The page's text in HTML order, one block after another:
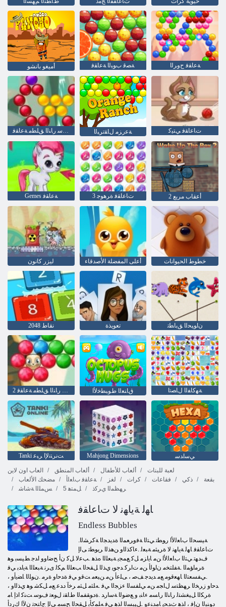
أميغو بانشو ﺔﺼﻗ​​ ﺏﻮﺒﻟﺍ ﺔﻋﺎﻘﻓ ﺔﻋﺎﻘﻓ ﺡﻭﺮﻟﺍ
ﺎﻏﺎﺳ ﺭﺎﻨﻟﺍ ﻖﻠﻄﻣ ﺔﻋﺎﻘﻓ ﺔﻋﺭﺰﻣ ﻝﺎﻘﺗﺮﺒﻟﺍ ﺕﺎﻋﺎﻘﻓ ﻲﺘﻴﻛ
Gemes ﺔﻋﺎﻘﻓ 3 ﺕﺎﻋﺎﻘﻓ ﺓﺮﻫﻮﺟ 2 أعقاب مربع
ليزر كانون أعلى المفضلة الأصدقاء خطوط الحيوانات
2048 نقاط تعويذة ﻥﺍﻮﻴﺤﻟﺍ ﻖﺑﺎﻄﺗ
2 ﺎﻏﺎﺳ ﺭﺎﻨﻟﺍ ﻖﻠﻄﻣ ﺔﻋﺎﻘﻓ ﻕﺎﻨﻌﻟﺍ ﻁﻮﺒﻄﺧﻷ ﺍ ﺔﻬﻛﺎﻔﻟﺍ ﻝﺎﺼﺗﺍ
Tanki ﺖﻧﺮﺘﻧﻹ ﺍ ﺮﺒﻋ Mahjong Dimensions
ﻲﺳﺍﺪﺳ
العاب اون لاين
ألعاب المنطق ألعاب للأطفال
لعبة للبنات
مضحك الألعاب
ﺔﻋﺎﻘﻓ ﺏﺎﻌﻟﺃ لغز كرات فقاعات ذكي
بقعة
ﺲﻤﻠﻟﺍ ﺔﺷﺎﺷ
5 ﻞﻤﺘﻫ ﺮﻬﻈﻤﻟﺍ ﻱﺮﻛﺫ
ﺎﻬﻟ ﺔﻳﺎﻬﻧ ﻻ ﺕﺎﻋﺎﻘﻓ
Endless Bubbles
.ﺔﻴﺴﺤﻟﺍ ﺏﺎﻌﻟﻷ ﺍ ﺭﻮﻄﺗ ﻲﺘﻟﺍ ﺔﻓﻭﺮﻌﻤﻟﺍ ﺓﺪﻳﺪﺠﻟﺍ ﺔﻛﺮﺸﻟﺍ
ﺕﺎﻋﺎﻘﻓ ﺎﻬﻟ ﺔﻳﺎﻬﻧ ﻻ ﺓﺮﻴﺜﻣ ﺔﺒﻌﻟ .ءﺎﻛﺬﻟﺍﻭ ﻦﻫﺬﻟﺍ ﺮﻳﻮﻄﺗ ﻰﻟﺇ
ﻑﺪﻬﺗ ﻲﺘﻟﺍ ﺏﺎﻌﻟﻷ ﺍ ﻦﻣ ﺎﻳﺍﺰﻣ ﻞﻛ ﻊﻤﺠﻳ ﺔﺒﻌﻠﻟﺍ ﻩﺬﻫ .ﺐﻋﻻ ﻞﻛ ﻥﺃ ﺢﺿﺍﻭﻭ ﺍﺪﺟ ﻂﻴﺴﺑ ﻮﻫ
ﺓﺮﻣﺍﺆﻤﻟﺍ .ﺔﻔﻠﺘﺨﻣ ﻥﺍﻮﻟﺃ ﻦﻣ ﺕﺍﺮﻛ ﺪﺟﻮﻳ ﻱﺬﻟﺍ ﻞﻘﺤﻟﺍ ﺐﻌﻠﻟﺍ ﻢﻜﻟ ﻯﺮﻧ ﺔﺒﻌﻠﻟﺍ ﺔﻳﺍﺪﺑ ﻲﻓ
.ﻲﻔﺴﻌﺘﻟﺍ ﺎﻬﻌﻗﻮﻣ ﻊﻣ ﺪﻳﺪﺟ ﻒﺻ ، ﻰﻠﻋﺃ ﻦﻣ ﻦﻴﻌﻣ ﺖﻗﻭ ﻲﻓ ﺓﺪﺣﺍﻭ ﺓﺮﻣ .ﻥﻮﻠﻟﺍ ﺎﻀﻳﺃﻭ ،
ﺪﺣﺍﻭ ﺯﺮﺨﻟﺍ ﺮﻬﻈﺘﺳ ﻝﺎﺠﻣ ﻦﻣ ﻲﻠﻔﺴﻟﺍ ءﺰﺠﻟﺍ ﻲﻓ .ﻪﻠﺜﻣ ﻞﺜﻣ ﺮﺧﺁ ﺩﺪﻋ ﻊﻣ ﻞﻜﺷ ﻮﻫ ﻱﺬﻟﺍﻭ ،
ﺓﺮﻜﻟﺍ ﻞﻴﻐﺸﺘﻟ ﺭﺎﻨﻟﺍ ﺭﺎﺴﻣ ءﺎﻨﺑ ﻭ ﻊﺿﻮﻟﺍ ﺔﺳﺍﺭﺪ .ﺓﺩﻮﻘﻔﻤﻟﺍ ﻁﺎﻘﻧ ﻝﻮﻌﺗ ﻑﻮﺳ ﺖﻨﻛ ﺍﺫﺇ ﺎﻣ
ﺩﻮﻨﺒﻟﺍ ﻥﺈﻓ ، ﺍﺬﻫ ﺙﺪﺤﻳ ﺎﻣﺪﻨﻋﻭ .ﻞﻴﺒﺴﻟﺍ ﺍﺬﻫ ﻲﻓ ﻪﻠﻤﻛﺄﺑ ﻞﻘﺤﻟﺍ ﺢﺴﻣ ﻰﻟﺇ ﺝﺎﺘﺤﺗ ﻥﻵ ﺍ ﻙﺭﺩﺃ